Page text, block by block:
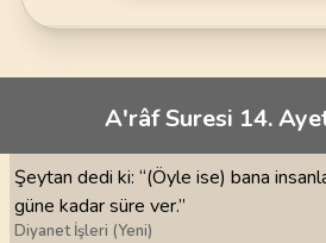
A'râf Suresi 14.
Şeytan dedi ki: “(Öyle ise) bana
güne kadar süre ver.”
Diyanet İşleri (Yeni)